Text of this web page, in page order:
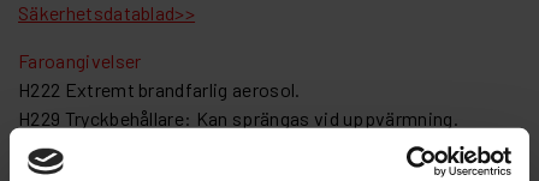
Säkerhetsdatablad>>
Faroangivelser
H222 Extremt brandfarlig aerosol.
H229 Tryckbehållare: Kan sprängas vid uppvärmning.
H319 Orsakar allvarlig ögonirritation.
H336 Kan göra att man blir dåsig eller omtöcknad.